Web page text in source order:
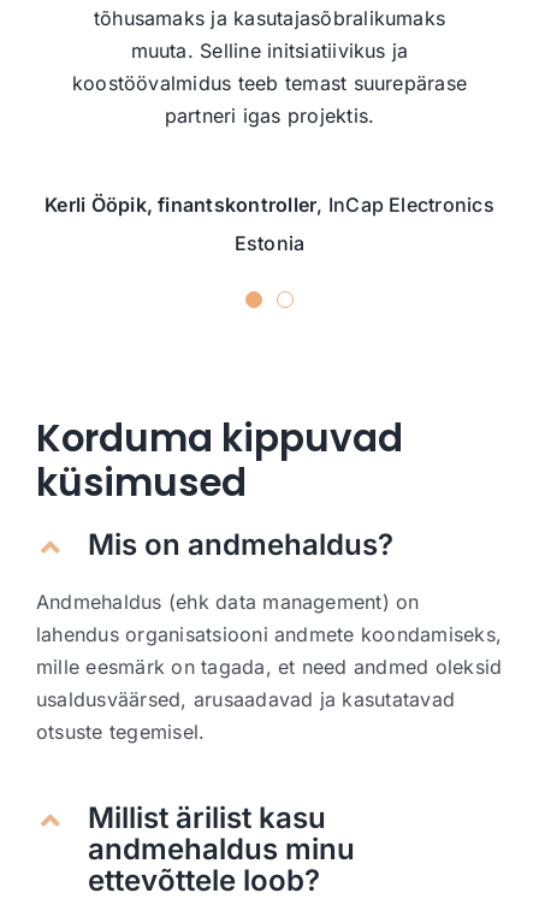
tõhusamaks ja kasutajasõbralikumaks
muuta. Selline initsiatiivikus ja
koostöövalmidus teeb temast suurepärase
partneri igas projektis.
Kerli Ööpik, finantskontroller, InCap Electronics
Estonia
abivalmid, püüdes päriselt mõista tegevuse
nüansse, et analüüs saaks võimalikult
kvaliteetne.
Korduma kippuvad
küsimused
Mis on andmehaldus?
Andmehaldus (ehk data management) on
lahendus organisatsiooni andmete koondamiseks,
mille eesmärk on tagada, et need andmed oleksid
usaldusväärsed, arusaadavad ja kasutatavad
otsuste tegemisel.
Millist ärilist kasu
andmehaldus minu
ettevõttele loob?